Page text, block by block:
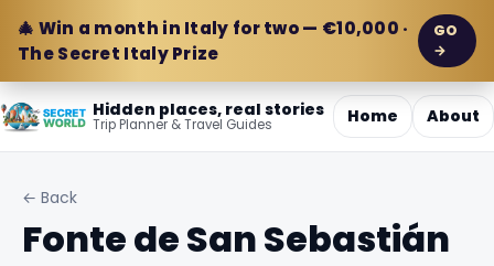
🎄 Win a month in Italy for two — €10,000 ·
The Secret Italy Prize
GO
→
Hidden places, real stories
Trip Planner & Travel Guides Home About
← Back
Fonte de San Sebastián